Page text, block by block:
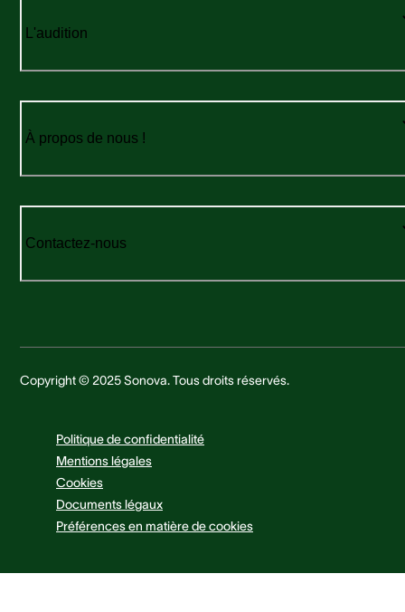
L'audition
À propos de nous !
Contactez-nous
Copyright © 2025 Sonova. Tous droits réservés.
Politique de confidentialité
Mentions légales
Cookies
Documents légaux
Préférences en matière de cookies